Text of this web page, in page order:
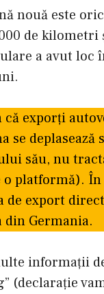
nouă este
de kilometri
a avut loc
că exporți
se deplasează
său, nu
platformă). În
de export
din Germania.
informații
(declarație